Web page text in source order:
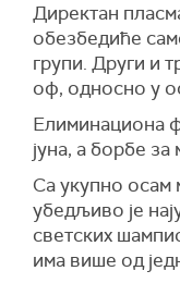
Директан
обезбедиће
групи. Други и
оф, односно у
Елиминациона
јуна, а борбе за
Са укупно осам
убедљиво је
светских
има више од